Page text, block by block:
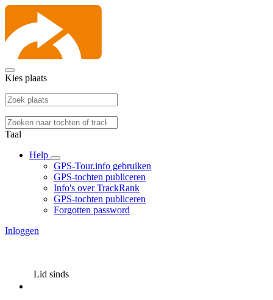
Kies plaats
Taal
Help
GPS-Tour.info gebruiken
GPS-tochten publiceren
Info's over TrackRank
GPS-tochten publiceren
Forgotten password
Inloggen
Lid sinds